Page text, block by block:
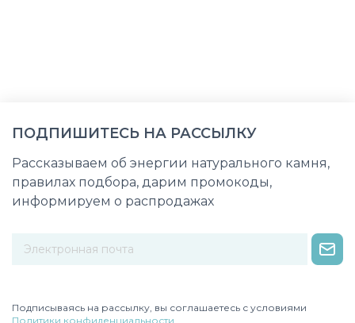
ПОДПИШИТЕСЬ НА РАССЫЛКУ
Рассказываем об энергии натурального камня,
правилах подбора, дарим промокоды,
информируем о распродажах
Подписываясь на рассылку, вы соглашаетесь с условиями
Политики конфиденциальности